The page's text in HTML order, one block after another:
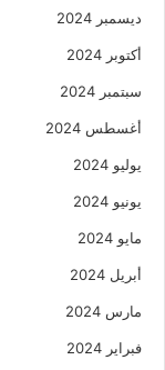
ديسمبر 2024
أكتوبر 2024
سبتمبر 2024
أغسطس 2024
يوليو 2024
يونيو 2024
مايو 2024
أبريل 2024
مارس 2024
فبراير 2024